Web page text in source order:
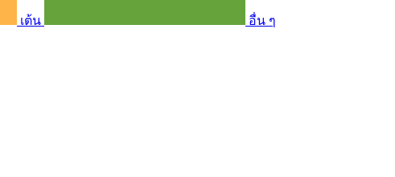
เต้น อื่น ๆ